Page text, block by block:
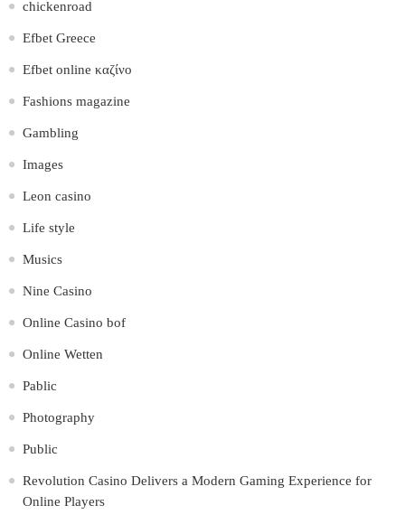
chickenroad
Efbet Greece
Efbet online καζίνο
Fashions magazine
Gambling
Images
Leon casino
Life style
Musics
Nine Casino
Online Casino bof
Online Wetten
Pablic
Photography
Public
Revolution Casino Delivers a Modern Gaming Experience for
Online Players